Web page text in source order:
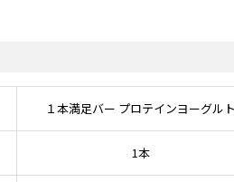
１本満足バー プロテインヨーグルト
1本